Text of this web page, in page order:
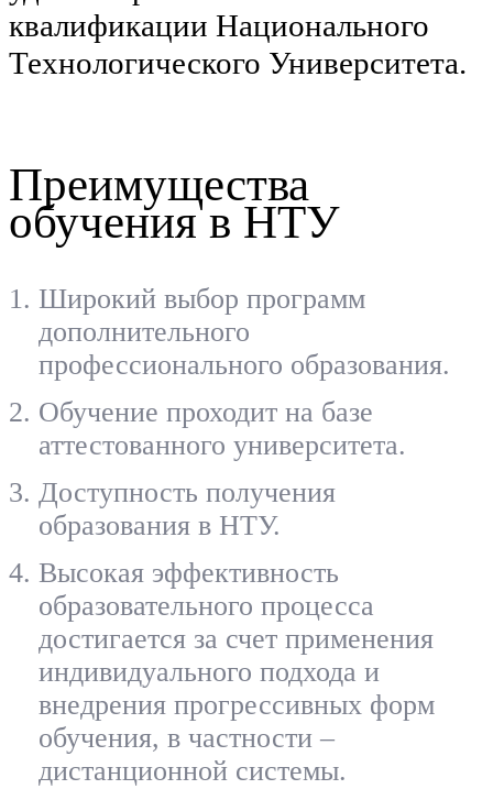
квалификации Национального
Технологического Университета.
Преимущества
обучения в НТУ
Широкий выбор программ
дополнительного
профессионального образования.
Обучение проходит на базе
аттестованного университета.
Доступность получения
образования в НТУ.
Высокая эффективность
образовательного процесса
достигается за счет применения
индивидуального подхода и
внедрения прогрессивных форм
обучения, в частности –
дистанционной системы.